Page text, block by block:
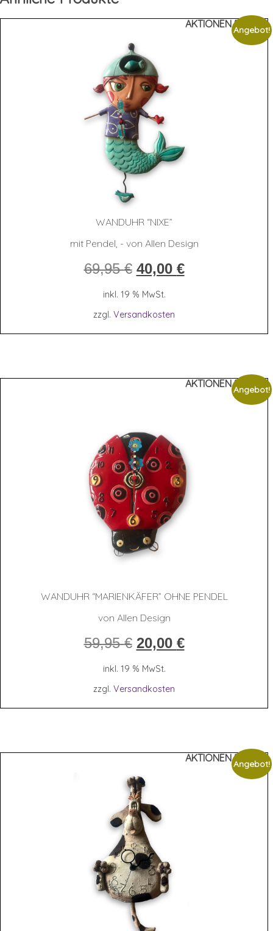
AKTIONEN %%%
Angebot!
WAND­UHR “NIXE”
mit Pendel, - von Allen Design
69,95€ Ursprünglicher
war:
69,95 €
40,00 €Aktueller
inkl. 19 % MwSt.
zzgl. Versandkosten
AKTIONEN %%%
Angebot!
WAND­UHR “MARI­EN­KÄ­FER” OHNE PENDEL
von Allen Design
59,95€ Ursprünglicher
war:
59,95 €
20,00 €Aktueller
inkl. 19 % MwSt.
zzgl. Versandkosten
AKTIONEN %%%
Angebot!